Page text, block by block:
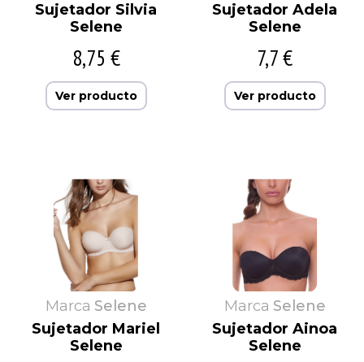
Sujetador Silvia
Selene
8,75 €
Ver producto
Sujetador Adela
Selene
7,7 €
Ver producto
Marca Selene
Sujetador Mariel
Selene
Marca Selene
Sujetador Ainoa
Selene